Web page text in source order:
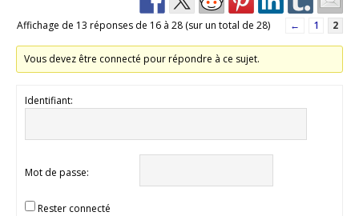
Affichage de 13 réponses de 16 à 28 (sur un total de 28) ← 1 2
Vous devez être connecté pour répondre à ce sujet.
Identifiant:
Mot de passe:
Rester connecté